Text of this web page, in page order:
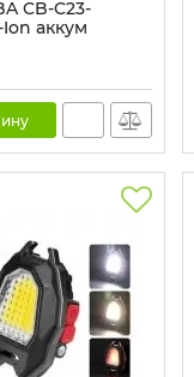
CB-C23-
Ion аккум
P90